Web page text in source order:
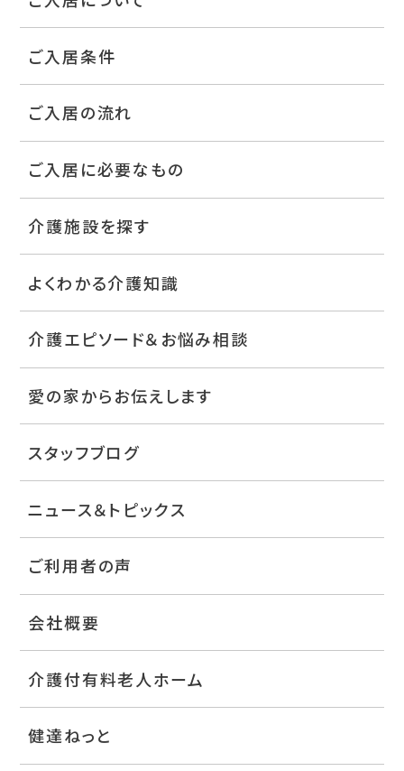
ご入居条件
ご入居の流れ
ご入居に必要なもの
介護施設を探す
よくわかる介護知識
介護エピソード＆お悩み相談
愛の家からお伝えします
スタッフブログ
ニュース＆トピックス
ご利用者の声
会社概要
介護付有料老人ホーム
健達ねっと